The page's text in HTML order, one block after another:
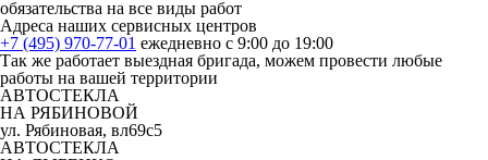
обязательства на все виды работ
Адреса наших сервисных центров
+7 (495) 970-77-01 ежедневно с 9:00 до 19:00
Так же работает выездная бригада, можем провести любые
работы на вашей территории
АВТОСТЕКЛА
НА РЯБИНОВОЙ
ул. Рябиновая, вл69с5
АВТОСТЕКЛА